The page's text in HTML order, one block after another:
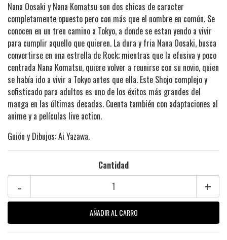
Nana Oosaki y Nana Komatsu son dos chicas de caracter
completamente opuesto pero con más que el nombre en común. Se
conocen en un tren camino a Tokyo, a donde se estan yendo a vivir
para cumplir aquello que quieren. La dura y fria Nana Oosaki, busca
convertirse en una estrella de Rock; mientras que la efusiva y poco
centrada Nana Komatsu, quiere volver a reunirse con su novio, quien
se había ido a vivir a Tokyo antes que ella. Este Shojo complejo y
sofisticado para adultos es uno de los éxitos más grandes del
manga en las últimas decadas. Cuenta también con adaptaciones al
anime y a películas live action.
Guión y Dibujos: Ai Yazawa.
Cantidad
+
-